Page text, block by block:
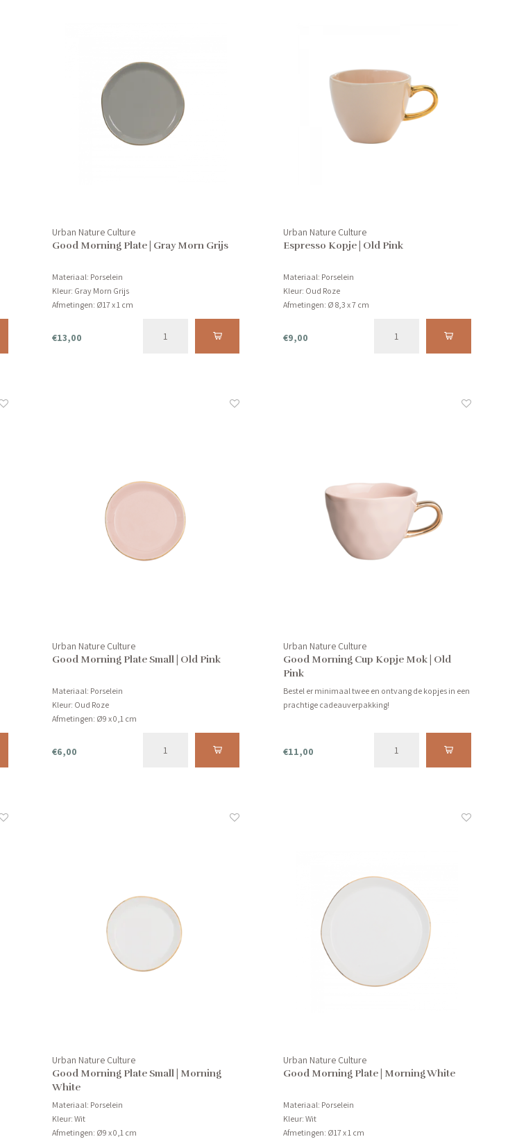
Urban Nature Culture
Good Morning Plate | Gray Morn Grijs
Materiaal: Porselein
Kleur: Gray Morn Grijs
Afmetingen: Ø17 x 1 cm
€13,00
Urban Nature Culture
Espresso Kopje | Old Pink
Materiaal: Porselein
Kleur: Oud Roze
Afmetingen: Ø 8,3 x 7 cm
€9,00
Urban Nature Culture
Good Morning Plate Small | Old Pink
Materiaal: Porselein
Kleur: Oud Roze
Afmetingen: Ø9 x 0,1 cm
€6,00
Urban Nature Culture
Good Morning Cup Kopje Mok | Old
Pink
Bestel er minimaal twee en ontvang de kopjes in een
prachtige cadeauverpakking!
€11,00
Urban Nature Culture
Good Morning Plate Small | Morning
White
Materiaal: Porselein
Kleur: Wit
Afmetingen: Ø9 x 0,1 cm
Urban Nature Culture
Good Morning Plate | Morning White
Materiaal: Porselein
Kleur: Wit
Afmetingen: Ø17 x 1 cm